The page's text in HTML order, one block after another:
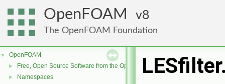
OpenFOAM 8
The OpenFOAM Foundation
▼ OpenFOAM
► Free, Open Source Software from the OpenFOAM Foundation
► Namespaces